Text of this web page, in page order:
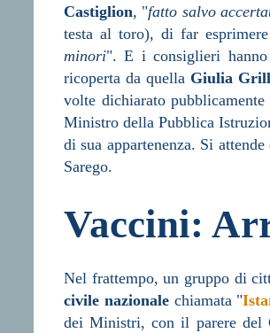
Castiglion, "fatto salvo
testa al toro), di far
minori". E i consiglieri
ricoperta da quella Giulia
volte dichiarato
Ministro della Pubblica
di sua appartenenza. Si
Sarego.
Vaccini:
Nel frattempo, un gruppo di
civile nazionalechiamata "
dei Ministri, con il parere del